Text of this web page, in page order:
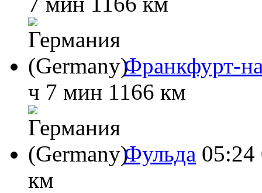
Франкфурт-
ч 7 мин 1166 км
Фульда 05:24
км